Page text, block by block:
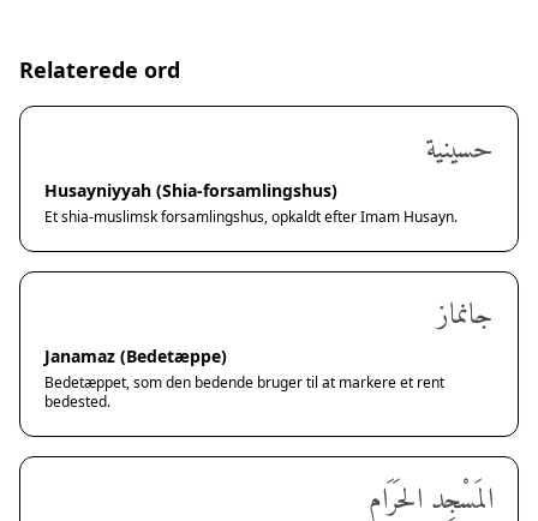
Relaterede ord
حسينية
Husayniyyah (Shia-forsamlingshus)
Et shia-muslimsk forsamlingshus, opkaldt efter Imam Husayn.
جانماز
Janamaz (Bedetæppe)
Bedetæppet, som den bedende bruger til at markere et rent
bedested.
المَسْجِد الحَرَام